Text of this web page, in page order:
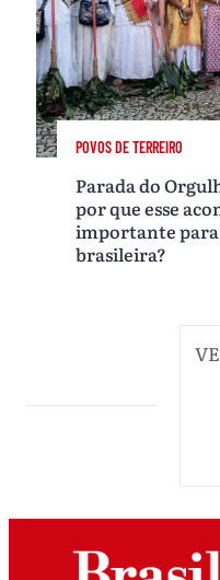
POVOS DE TERREIRO
Parada do
por que esse
importante
brasileira?